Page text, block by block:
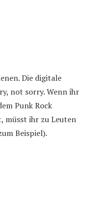
Die digitale
not sorry. Wenn ihr
Punk Rock
müsst ihr zu Leuten
Beispiel).